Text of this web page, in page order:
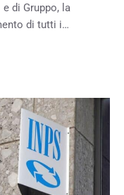
di Gruppo, la
di tutti i…